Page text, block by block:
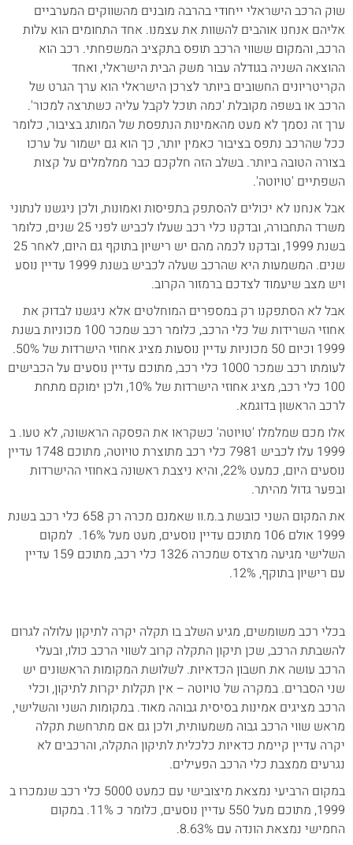
שוק הרכב הישראלי ייחודי בהרבה מובנים מהשווקים המערביים
אליהם אנחנו אוהבים להשוות את עצמנו. אחד התחומים הוא עלות
הרכב, והמקום ששווי הרכב תופס בתקציב המשפחתי. רכב הוא
ההוצאה השניה בגודלה עבור משק הבית הישראלי, ואחד
הקריטריונים החשובים ביותר לצרכן הישראלי הוא ערך הגרט של
הרכב או בשפה מקובלת 'כמה תוכל לקבל עליה כשתרצה למכור'.
ערך זה נסמך לא מעט מהאמינות הנתפסת של המותג בציבור, כלומר
ככל שהרכב נתפס בציבור כאמין יותר, כך הוא גם ישמור על ערכו
בצורה הטובה ביותר. בשלב הזה חלקכם כבר ממלמלים על קצות
השפתיים 'טויוטה'.
אבל אנחנו לא יכולים להסתפק בתפיסות ואמונות, ולכן ניגשנו לנתוני
משרד התחבורה, ובדקנו כלי רכב שעלו לכביש לפני 25 שנים, כלומר
בשנת 1999, ובדקנו לכמה מהם יש רישיון בתוקף גם היום, לאחר 25
שנים. המשמעות היא שהרכב שעלה לכביש בשנת 1999 עדיין נוסע
ויש מצב שיעמוד לצדכם ברמזור הקרוב.
אבל לא הסתפקנו רק במספרים המוחלטים אלא ניגשנו לבדוק את
אחוזי השרידות של כלי הרכב, כלומר רכב שמכר 100 מכוניות בשנת
1999 וכיום 50 מכוניות עדיין נוסעות מציג אחוזי הישרדות של 50%.
לעומתו רכב שמכר 1000 כלי רכב, מתוכם עדיין נוסעים על הכבישים
100 כלי רכב, מציג אחוזי הישרדות של 10%, ולכן ימוקם מתחת
לרכב הראשון בדוגמא.
אלו מכם שמלמלו 'טויוטה' כשקראו את הפסקה הראשונה, לא טעו. ב
1999 עלו לכביש 7981 כלי רכב מתוצרת טויוטה, מתוכם 1748 עדיין
נוסעים היום, כמעט 22%, והיא ניצבת ראשונה באחוזי ההישרדות
ובפער גדול מהיתר.
את המקום השני כובשת ב.מ.וו שאמנם מכרה רק 658 כלי רכב בשנת
1999 אולם 106 מתוכם עדיין נוסעים, מעט מעל 16%. למקום
השלישי מגיעה מרצדס שמכרה 1326 כלי רכב, מתוכם 159 עדיין
עם רישיון בתוקף, 12%.
בכלי רכב משומשים, מגיע השלב בו תקלה יקרה לתיקון עלולה לגרום
להשבתת הרכב, שכן תיקון התקלה קרוב לשווי הרכב כולו, ובעלי
הרכב עושה את חשבון הכדאיות. לשלושת המקומות הראשונים יש
שני הסברים. במקרה של טויוטה – אין תקלות יקרות לתיקון, וכלי
הרכב מציגים אמינות בסיסית גבוהה מאוד. במקומות השני והשלישי,
מראש שווי הרכב גבוה משמעותית, ולכן גם אם מתרחשת תקלה
יקרה עדיין קיימת כדאיות כלכלית לתיקון התקלה, והרכבים לא
נגרעים ממצבת כלי הרכב הפעילים.
במקום הרביעי נמצאת מיצובישי עם כמעט 5000 כלי רכב שנמכרו ב
1999, מתוכם מעל 550 עדיין נוסעים, כלומר כ 11%. במקום
החמישי נמצאת הונדה עם 8.63%.